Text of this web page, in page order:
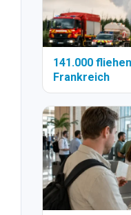
141.000
Frankreich